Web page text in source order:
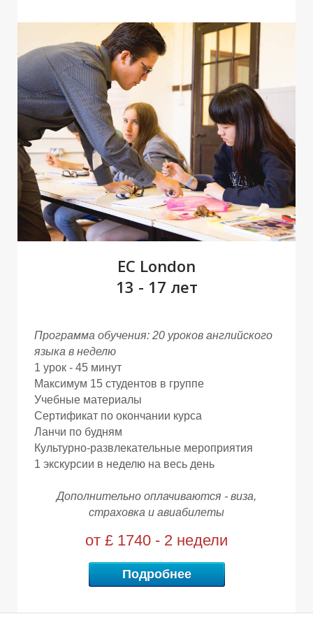
В
И
Д
EC London
13 - 17 лет
Программа обучения: 20 уроков английского
языка в неделю
1 урок - 45 минут
Максимум 15 студентов в группе
Учебные материалы
Сертификат по окончании курса
Ланчи по будням
Культурно-развлекательные мероприятия
1 экскурсии в неделю на весь день
Дополнительно оплачиваются - виза,
страховка и авиабилеты
от £ 1740 - 2 недели
Подробнее
В
И
Д